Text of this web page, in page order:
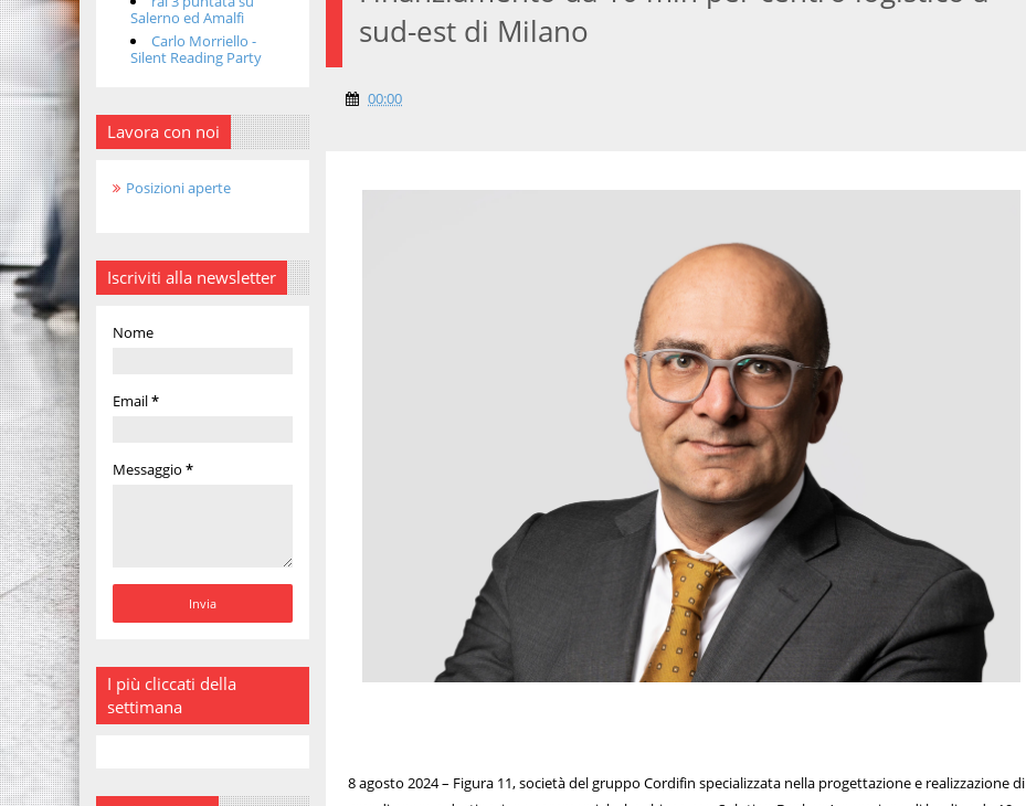
Salerno ed Amalfi
Carlo Morriello -
Silent Reading Party
Lavora con noi
Posizioni aperte
Iscriviti alla newsletter
Nome
Email*
Messaggio *
I più cliccati della
settimana
sud-est di Milano
00:00
8 agosto 2024 – Figura 11, società del gruppo Cordifin specializzata nella progettazione e realizzazione di